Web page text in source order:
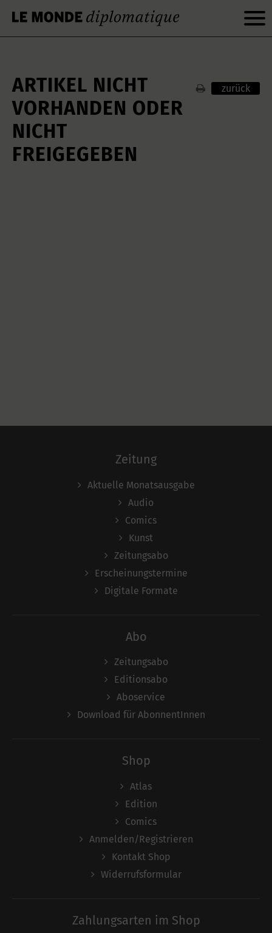
ARTIKEL NICHT
VORHANDEN ODER
NICHT
FREIGEGEBEN
zurück
Zeitung
Aktuelle Monatsausgabe
Audio
Comics
Kunst
Zeitungsabo
Erscheinungstermine
Digitale Formate
Abo
Zeitungsabo
Editionsabo
Aboservice
Download für AbonnentInnen
Shop
Atlas
Edition
Comics
Anmelden/Registrieren
Kontakt Shop
Widerrufsformular
Zahlungsarten im Shop